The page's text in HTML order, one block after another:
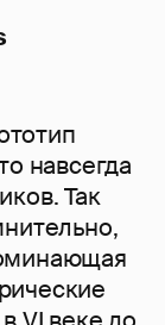
навсегда
Так